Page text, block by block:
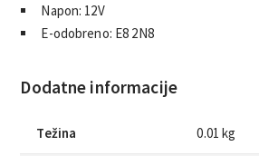
Napon: 12V
E-odobreno: E8 2N8
Dodatne informacije
Težina 0.01 kg